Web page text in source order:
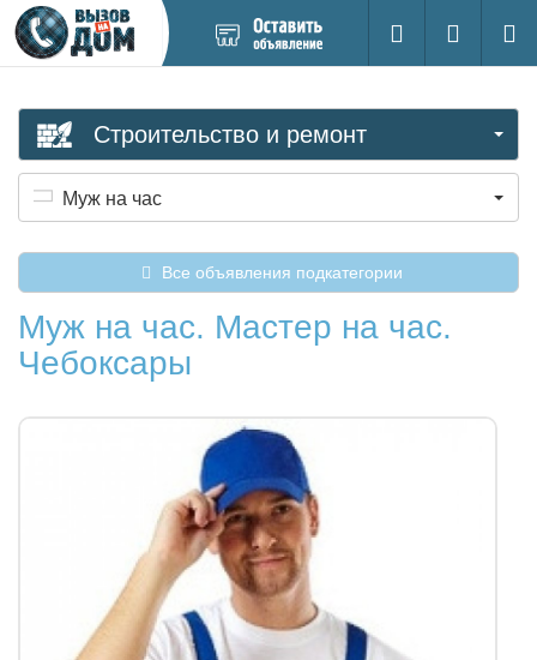
новое
Поиск
Вход на
Строительство и ремонт
Муж на час
Все объявления подкатегории
Муж на час. Мастер на час.
Чебоксары